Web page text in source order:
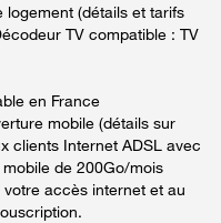
(détails et tarifs
TV compatible : TV
en France
mobile (détails sur
clients Internet ADSL avec
de 200Go/mois
accès internet et au